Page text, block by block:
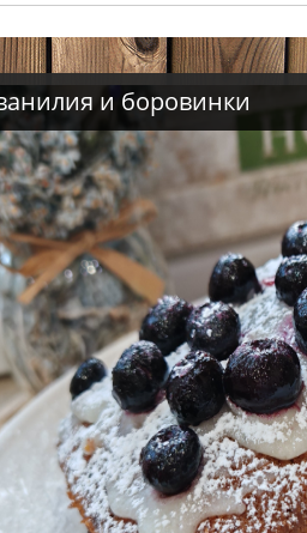
селска манджа с чушки
САЛАТАи боровинки